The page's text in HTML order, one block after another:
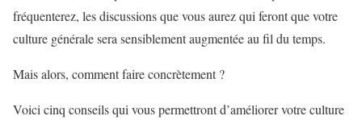
fréquenterez, les discussions que vous aurez qui feront que votre
culture générale sera sensiblement augmentée au fil du temps.
Mais alors, comment faire concrètement ?
Voici cinq conseils qui vous permettront d’améliorer votre culture